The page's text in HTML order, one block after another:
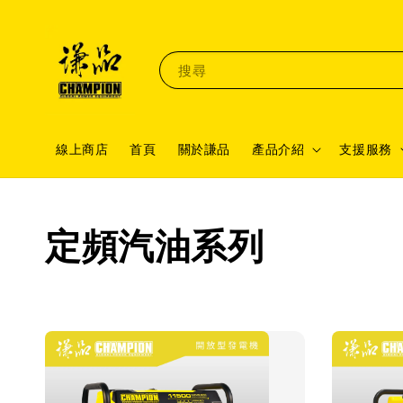
搜尋
線上商店 首頁 關於謙品 產品介紹 支援服務
定頻汽油系列